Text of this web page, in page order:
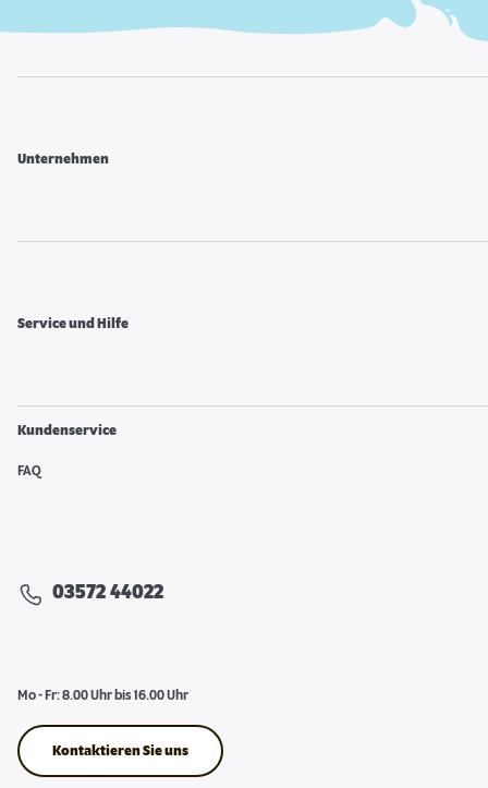
Unternehmen
Service und Hilfe
Kundenservice
FAQ
03572 44022
Mo - Fr: 8.00 Uhr bis 16.00 Uhr
Kontaktieren Sie uns